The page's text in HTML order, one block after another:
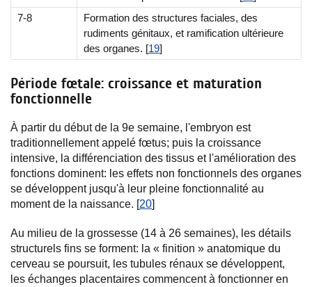
7-8
Formation des structures faciales, des
rudiments génitaux, et ramification ultérieure
des organes. [19]
Période fœtale: croissance et maturation
fonctionnelle
À partir du début de la 9e semaine, l'embryon est
traditionnellement appelé fœtus; puis la croissance
intensive, la différenciation des tissus et l'amélioration des
fonctions dominent: les effets non fonctionnels des organes
se développent jusqu'à leur pleine fonctionnalité au
moment de la naissance. [20]
Au milieu de la grossesse (14 à 26 semaines), les détails
structurels fins se forment: la « finition » anatomique du
cerveau se poursuit, les tubules rénaux se développent,
les échanges placentaires commencent à fonctionner en